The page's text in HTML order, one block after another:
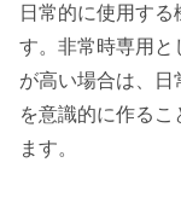
日常的に使用す
す。非常時専用と
が高い場合は、日
を意識的に作るこ
ます。